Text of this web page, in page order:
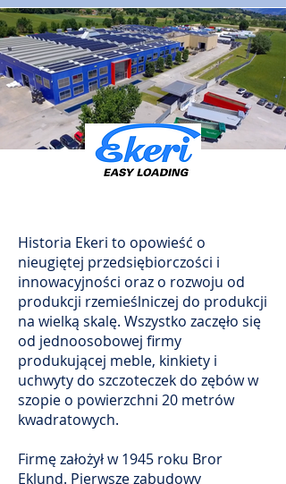
Historia Ekeri to opowieść o
nieugiętej przedsiębiorczości i
innowacyjności oraz o rozwoju od
produkcji rzemieślniczej do produkcji
na wielką skalę. Wszystko zaczęło się
od jednoosobowej firmy
produkującej meble, kinkiety i
uchwyty do szczoteczek do zębów w
szopie o powierzchni 20 metrów
kwadratowych.
Firmę założył w 1945 roku Bror
Eklund. Pierwsze zabudowy